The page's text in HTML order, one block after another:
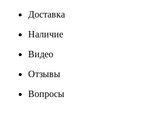
Доставка
Наличие
Видео
Отзывы
Вопросы